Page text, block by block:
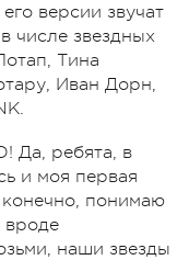
версии звучат
числе звездных
Тина
Иван Дорн,
ребята, в
и моя первая
понимаю
наши звезды